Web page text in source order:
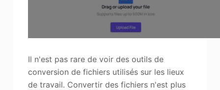
Il n'est pas rare de voir des outils de
conversion de fichiers utilisés sur les lieux
de travail. Convertir des fichiers n'est plus